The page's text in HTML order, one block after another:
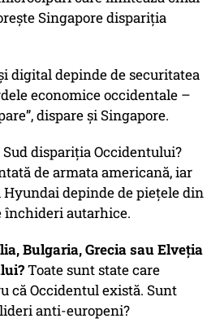
Singapore dispariția
digital depinde de securitatea
economice occidentale –
dispare și Singapore.
Sud dispariția Occidentului?
de armata americană, iar
Hyundai depinde de piețele din
închideri autarhice.
Bulgaria, Grecia sau Elveția
Toate sunt state care
că Occidentul există. Sunt
anti-europeni?